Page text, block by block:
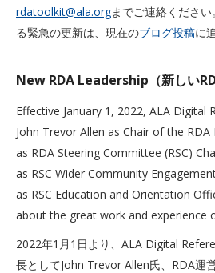
rdatoolkit@ala.orgまでご連絡くださ
る緊急の更新は、現在のブログ投稿に
New RDA Leadership（新しい
Effective January 1, 2022, ALA Digital
John Trevor Allen as Chair of the
as RDA Steering Committee (RSC)
as RSC Wider Community
as RSC Education and Orientation
about the great work and experience
2022年1月1日より、ALA Digital
長としてJohn Trevor Allen氏、RDA運